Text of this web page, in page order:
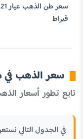
سعر طن الذهب عيار 21
قيراط
سعر الذهب في
تابع تطور أسعار
في الجدول التالي